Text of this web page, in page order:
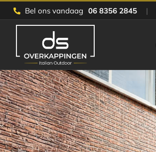
Skip
to
Bel ons vandaag 06 8356 2845 |